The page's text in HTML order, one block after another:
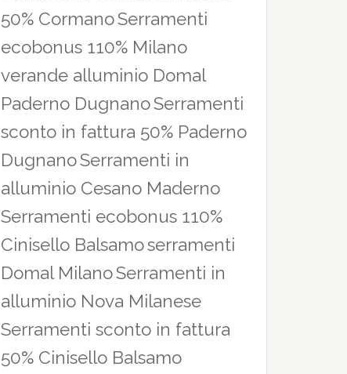
50% CormanoSerramenti
ecobonus 110% Milano
verande alluminio Domal
Paderno DugnanoSerramenti
sconto in fattura 50% Paderno
DugnanoSerramenti in
alluminio Cesano Maderno
Serramenti ecobonus 110%
Cinisello Balsamoserramenti
Domal MilanoSerramenti in
alluminio Nova Milanese
Serramenti sconto in fattura
50% Cinisello Balsamo